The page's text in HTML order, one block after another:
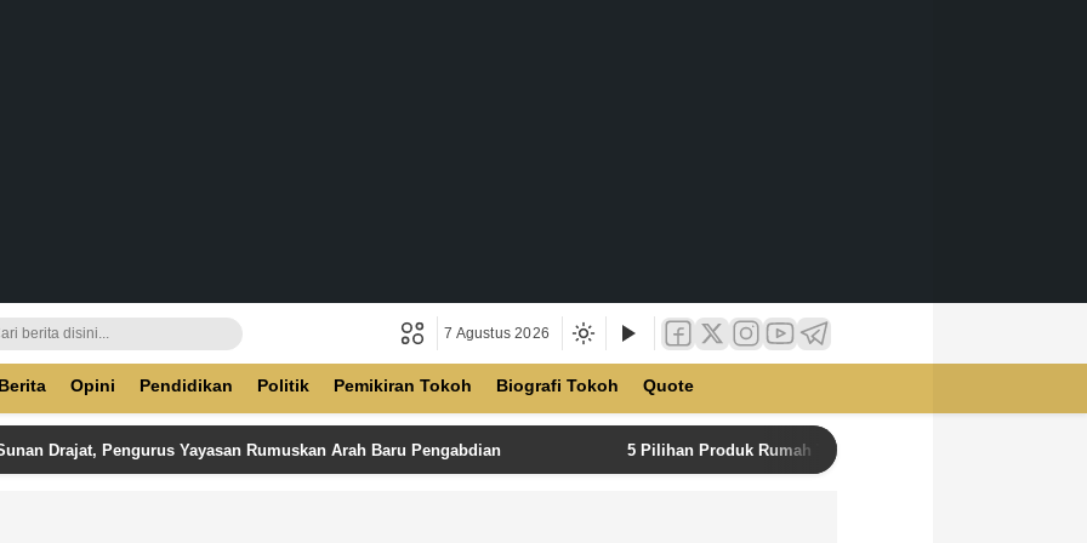
7 Agustus 2026
Berita Opini Pendidikan Politik Pemikiran Tokoh Biografi Tokoh Quote
Drajat, Pengurus Yayasan Rumuskan Arah Baru Pengabdian 5 Pilihan Produk Rumah Tangga Terbaik di Unilever Store